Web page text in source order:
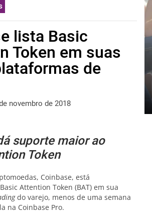
lista Basic
Token em suas
de
novembro de 2018
suporte maior ao
Token
Coinbase, está
Attention Token (BAT) em sua
do varejo, menos de uma semana
na Coinbase Pro.